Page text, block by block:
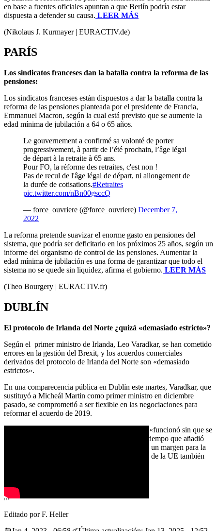
en base a fuentes oficiales apuntan a que Berlín podría estar
dispuesta a defender su causa. LEER MÁS
(Nikolaus J. Kurmayer | EURACTIV.de)
PARÍS
Los sindicatos franceses dan la batalla contra la reforma de las
pensiones:
Los sindicatos franceses están dispuestos a dar la batalla contra la
reforma de las pensiones planteada por el presidente de Francia,
Emmanuel Macron, según la cual está previsto que se aumente la
edad mínima de jubilación a 64 o 65 años.
Le gouvernement a confirmé sa volonté de porter
progressivement, à partir de l’été prochain, l’âge légal
de départ à la retraite à 65 ans.
Pour FO, la réforme des retraites, c'est non !
Pas de recul de l'âge légal de départ, ni allongement de
la durée de cotisations.#Retraites
pic.twitter.com/nBn00gsccQ
— force_ouvriere (@force_ouvriere) December 7,
2022
La reforma pretende suavizar el enorme gasto en pensiones del
sistema, que podría ser deficitario en los próximos 25 años, según un
informe del organismo de control de las pensiones. Aumentar la
edad mínima de jubilación es una forma de garantizar que todo el
sistema no se quede sin liquidez, afirma el gobierno. LEER MÁS
(Theo Bourgery | EURACTIV.fr)
DUBLÍN
El protocolo de Irlanda del Norte ¿quizá «demasiado estricto»?
Según el primer ministro de Irlanda, Leo Varadkar, se han cometido
errores en la gestión del Brexit, y los acuerdos comerciales
derivados del protocolo de Irlanda del Norte son «demasiado
estrictos».
En una comparecencia pública en Dublín este martes, Varadkar, que
sustituyó a Micheál Martin como primer ministro en diciembre
pasado, se comprometió a ser flexible en las negociaciones para
reformar el acuerdo de 2019.
Tal y como está diseñado, el protocolo también «funcionó sin que se
aplicara en su totalidad», comentó Varadkar, al tiempo que añadió
que ello le da motivos para creer que queda aún un margen para la
flexibilidad y el cambio, y que los negociadores de la UE también
///
Editado por F. Heller